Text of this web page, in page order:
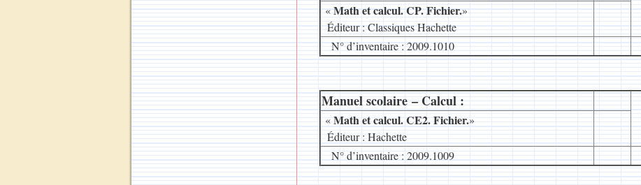
«Math et calcul. CP. Fichier.»
.Éditeur : Classiques Hachette
N° d’inventaire : 2009.1010
Manuel scolaire – Calcul :
__
«Math et calcul. CE2. Fichier.»
.Éditeur : Hachette
N° d’inventaire : 2009.1009